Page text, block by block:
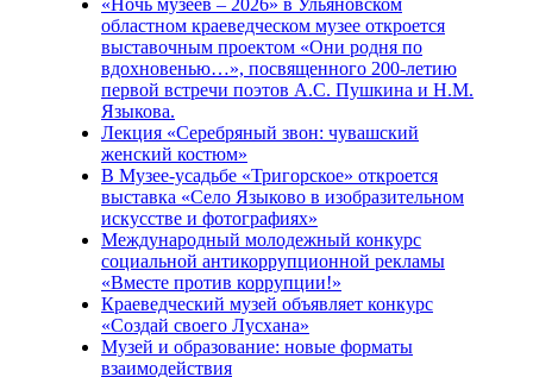
«Ночь музеев – 2026» в Ульяновском
областном краеведческом музее откроется
выставочным проектом «Они родня по
вдохновенью…», посвященного 200-летию
первой встречи поэтов А.С. Пушкина и Н.М.
Языкова.
Лекция «Серебряный звон: чувашский
женский костюм»
В Музее-усадьбе «Тригорское» откроется
выставка «Село Языково в изобразительном
искусстве и фотографиях»
Международный молодежный конкурс
социальной антикоррупционной рекламы
«Вместе против коррупции!»
Краеведческий музей объявляет конкурс
«Создай своего Лусхана»
Музей и образование: новые форматы
взаимодействия